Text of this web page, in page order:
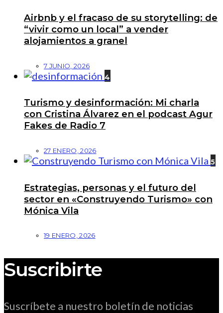
Airbnb y el fracaso de su storytelling: de
“vivir como un local” a vender
alojamientos a granel
7 JUNIO, 2026
4
Turismo y desinformación: Mi charla
con Cristina Álvarez en el podcast Agur
Fakes de Radio 7
27 ENERO, 2026
5
Estrategias, personas y el futuro del
sector en «Construyendo Turismo» con
Mónica Vila
19 ENERO, 2026
Suscribirte
Suscríbete a nuestro boletín de noticias